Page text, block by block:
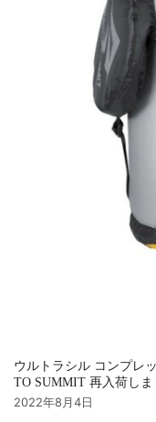
ウルトラシル コンプレ
TO SUMMIT 再入荷しま
2022年8月4日